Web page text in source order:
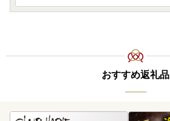
おすすめ返礼品